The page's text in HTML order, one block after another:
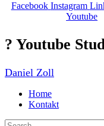
Facebook Instagram
Youtube
? Youtube
Daniel Zoll
Home
Kontakt